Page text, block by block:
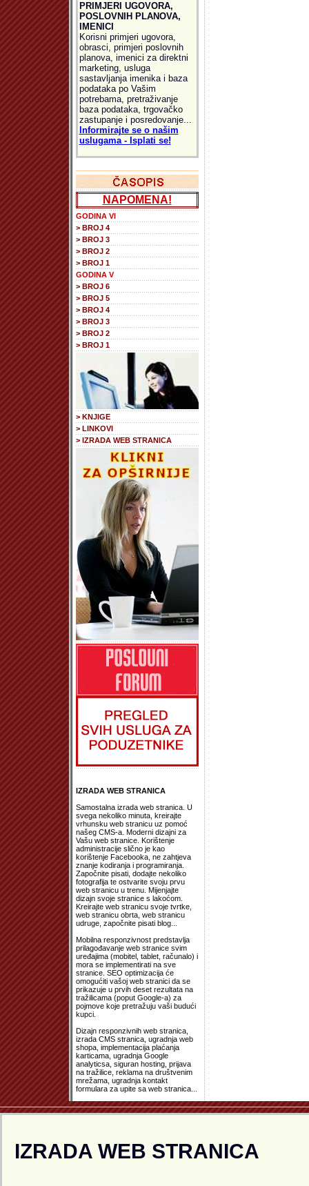
PRIMJERI UGOVORA,
POSLOVNIH PLANOVA,
IMENICI
Korisni primjeri ugovora,
obrasci, primjeri poslovnih
planova, imenici za direktni
marketing, usluga
sastavljanja imenika i baza
podataka po Vašim
potrebama, pretraživanje
baza podataka, trgovačko
zastupanje i posredovanje...
Informirajte se o našim
uslugama - Isplati se!
NAPOMENA!
GODINA VI
> BROJ 4
> BROJ 3
> BROJ 2
> BROJ 1
GODINA V
> BROJ 6
> BROJ 5
> BROJ 4
> BROJ 3
> BROJ 2
> BROJ 1
> KNJIGE
> LINKOVI
> IZRADA WEB STRANICA
IZRADA WEB STRANICA
Samostalna izrada web stranica. U
svega nekoliko minuta, kreirajte
vrhunsku web stranicu uz pomoć
našeg CMS-a. Moderni dizajni za
Vašu web stranice. Korištenje
administracije slično je kao
korištenje Facebooka, ne zahtjeva
znanje kodiranja i programiranja.
Započnite pisati, dodajte nekoliko
fotografija te ostvarite svoju prvu
web stranicu u trenu. Mijenjajte
dizajn svoje stranice s lakoćom.
Kreirajte web stranicu svoje tvrtke,
web stranicu obrta, web stranicu
udruge, započnite pisati blog...
Mobilna responzivnost predstavlja
prilagođavanje web stranice svim
uređajima (mobitel, tablet, računalo) i
mora se implementirati na sve
stranice. SEO optimizacija će
omogućiti vašoj web stranici da se
prikazuje u prvih deset rezultata na
tražilicama (poput Google-a) za
pojmove koje pretražuju vaši budući
kupci.
Dizajn responzivnih web stranica,
izrada CMS stranica, ugradnja web
shopa, implementacija plaćanja
karticama, ugradnja Google
analyticsa, siguran hosting, prijava
na tražilice, reklama na društvenim
mrežama, ugradnja kontakt
formulara za upite sa web stranica...
IZRADA WEB STRANICA